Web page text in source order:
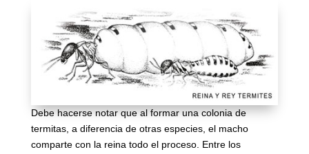
Debe hacerse notar que al formar una colonia de
termitas, a diferencia de otras especies, el macho
comparte con la reina todo el proceso. Entre los